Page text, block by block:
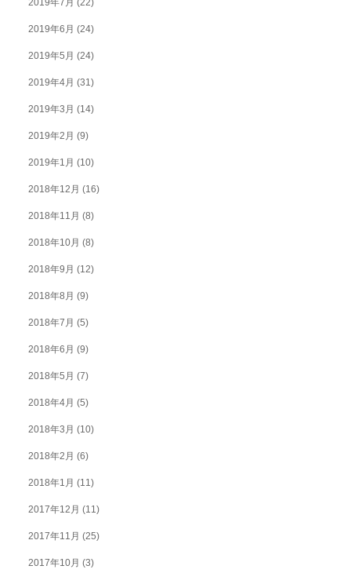
2019年7月 (22)
2019年6月 (24)
2019年5月 (24)
2019年4月 (31)
2019年3月 (14)
2019年2月 (9)
2019年1月 (10)
2018年12月 (16)
2018年11月 (8)
2018年10月 (8)
2018年9月 (12)
2018年8月 (9)
2018年7月 (5)
2018年6月 (9)
2018年5月 (7)
2018年4月 (5)
2018年3月 (10)
2018年2月 (6)
2018年1月 (11)
2017年12月 (11)
2017年11月 (25)
2017年10月 (3)